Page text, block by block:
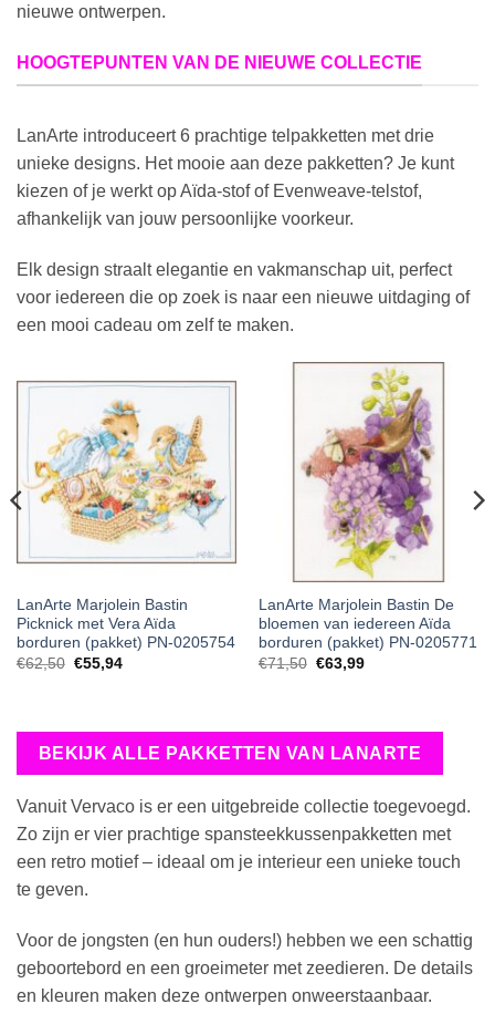
nieuwe ontwerpen.
HOOGTEPUNTEN VAN DE NIEUWE COLLECTIE
LanArte introduceert 6 prachtige telpakketten met drie
unieke designs. Het mooie aan deze pakketten? Je kunt
kiezen of je werkt op Aïda-stof of Evenweave-telstof,
afhankelijk van jouw persoonlijke voorkeur.
Elk design straalt elegantie en vakmanschap uit, perfect
voor iedereen die op zoek is naar een nieuwe uitdaging of
een mooi cadeau om zelf te maken.
LanArte Marjolein Bastin
Picknick met Vera Aïda
borduren (pakket) PN-0205754
€62,50 €55,94
LanArte Marjolein Bastin De
bloemen van iedereen Aïda
borduren (pakket) PN-0205771
€71,50 €63,99
BEKIJK ALLE PAKKETTEN VAN LANARTE
Vanuit Vervaco is er een uitgebreide collectie toegevoegd.
Zo zijn er vier prachtige spansteekkussenpakketten met
een retro motief – ideaal om je interieur een unieke touch
te geven.
Voor de jongsten (en hun ouders!) hebben we een schattig
geboortebord en een groeimeter met zeedieren. De details
en kleuren maken deze ontwerpen onweerstaanbaar.